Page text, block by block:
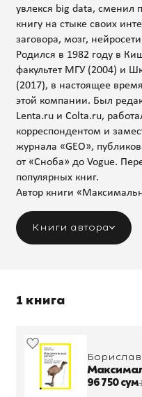
увлекся big data, сменил
книгу на стыке своих
заговора, мозг,
Родился в 1982 году в
факультет МГУ (2004) и
(2017), в настоящее
этой компании. Был
Lenta.ru и Colta.ru,
корреспондентом и
журнала «GEO»,
от «Сноба» до Vogue.
популярных книг.
Автор книги
Книги автора
1 книга
96 750 сум